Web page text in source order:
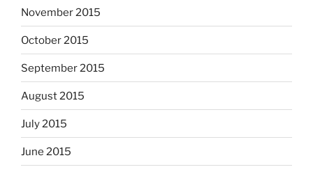
November 2015
October 2015
September 2015
August 2015
July 2015
June 2015